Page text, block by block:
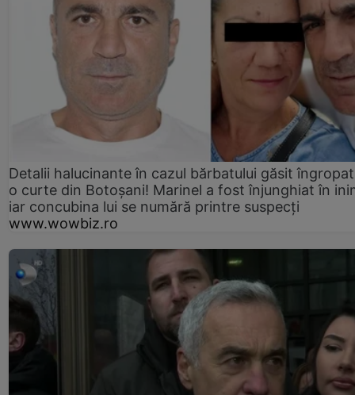
Detalii halucinante în cazul bărbatului găsit
o curte din Botoșani! Marinel a fost înjunghiat în
iar concubina lui se numără printre suspecți
www.wowbiz.ro